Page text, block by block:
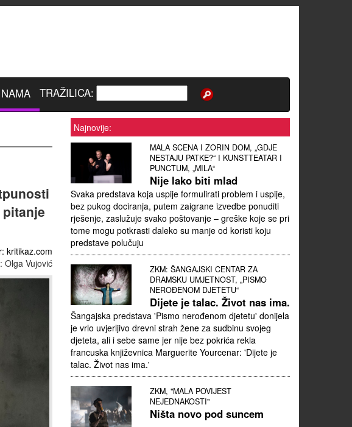
TRAŽILICA:
kritikaz.com
Olga Vujović
Najnovije:
MALA SCENA I ZORIN DOM, „GDJE
NESTAJU PATKE?“ I KUNSTTEATAR I
PUNCTUM, „MILA“
Nije lako biti mlad
Svaka predstava koja uspije formulirati problem i uspije,
bez pukog dociranja, putem zaigrane izvedbe ponuditi
rješenje, zaslužuje svako poštovanje – greške koje se pri
tome mogu potkrasti daleko su manje od koristi koju
predstave polučuju
ZKM: ŠANGAJSKI CENTAR ZA
DRAMSKU UMJETNOST, „PISMO
NEROĐENOM DJETETU“
Dijete je talac. Život nas ima.
Šangajska predstava 'Pismo nerođenom djetetu' donijela
je vrlo uvjerljivo drevni strah žene za sudbinu svojeg
djeteta, ali i sebe same jer nije bez pokrića rekla
francuska književnica Marguerite Yourcenar: 'Dijete je
talac. Život nas ima.'
ZKM, "MALA POVIJEST
NEJEDNAKOSTI"
Ništa novo pod suncem